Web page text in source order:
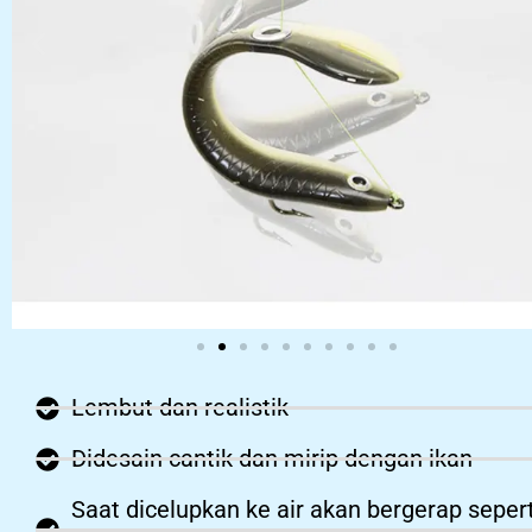
Lembut dan realistik
Didesain cantik dan mirip dengan ikan
Saat dicelupkan ke air akan bergerap